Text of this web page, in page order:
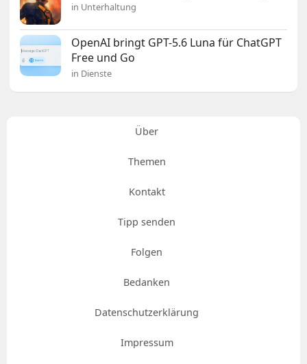
in Unterhaltung
OpenAI bringt GPT-5.6 Luna für ChatGPT
Free und Go
in Dienste
Über
Themen
Kontakt
Tipp senden
Folgen
Bedanken
Datenschutzerklärung
Impressum